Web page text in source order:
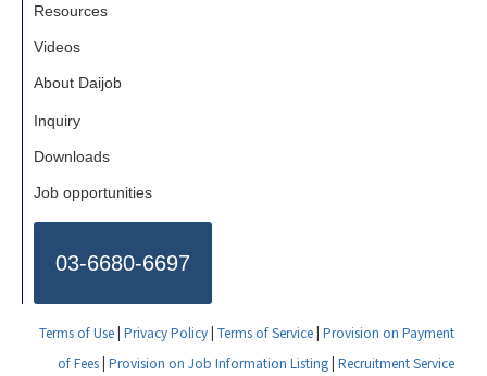
Resources
Videos
About Daijob
Inquiry
Downloads
Job opportunities
03-6680-6697
Terms of Use| Privacy Policy| Terms of Service| Provision on Payment
of Fees| Provision on Job Information Listing| Recruitment Service